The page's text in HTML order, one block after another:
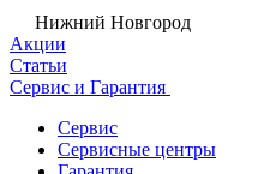
Нижний Новгород
Акции
Статьи
Сервис и Гарантия
Сервис
Сервисные центры